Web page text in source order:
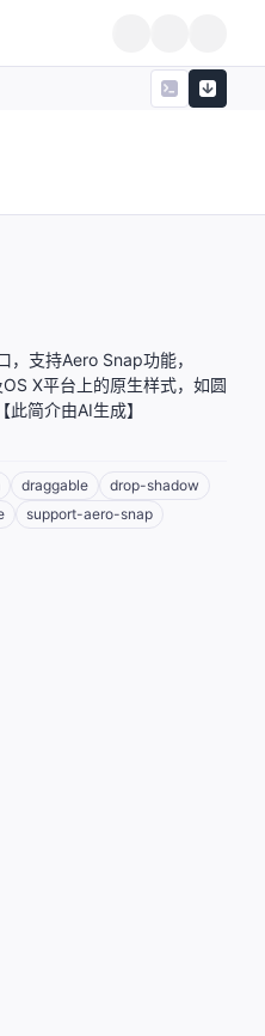
支持Aero Snap功能，
X平台上的原生样式，如圆
简介由AI生成】
draggable
drop-shadow
support-aero-snap